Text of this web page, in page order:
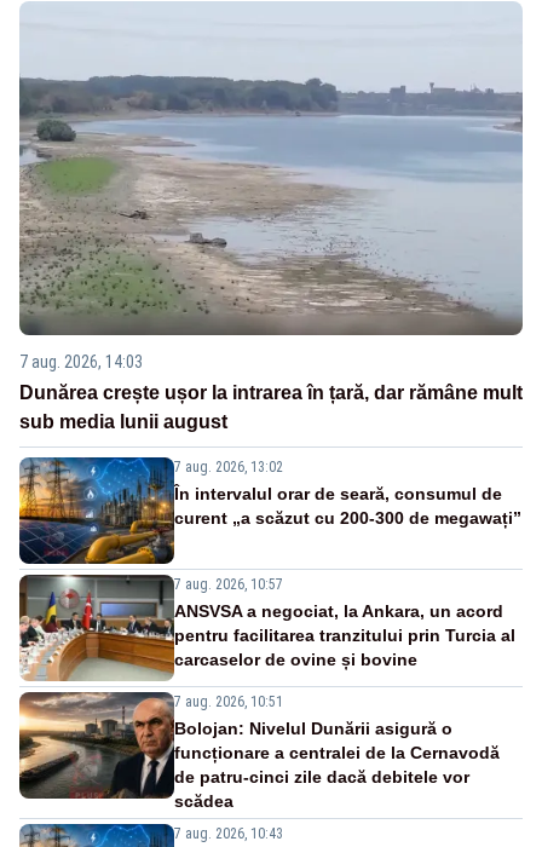
7 aug. 2026, 14:03
Dunărea crește ușor la intrarea în țară, dar rămâne mult
sub media lunii august
7 aug. 2026, 13:02
În intervalul orar de seară, consumul de
curent „a scăzut cu 200-300 de megawați”
7 aug. 2026, 10:57
ANSVSA a negociat, la Ankara, un acord
pentru facilitarea tranzitului prin Turcia al
carcaselor de ovine și bovine
7 aug. 2026, 10:51
Bolojan: Nivelul Dunării asigură o
funcționare a centralei de la Cernavodă
de patru-cinci zile dacă debitele vor
scădea
7 aug. 2026, 10:43